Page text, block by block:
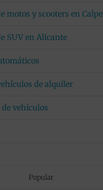
motos y scooters en Calpe
SUV en Alicante
de alquiler
vehículos
Popular